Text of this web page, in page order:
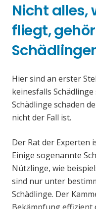
Nicht alles,
fliegt,
Hier sind an erster
keinesfalls
Schädlinge schaden
nicht der Fall ist.
Der Rat der Experten
Einige sogenannte
Nützlinge, wie
sind nur unter
Schädlinge. Der